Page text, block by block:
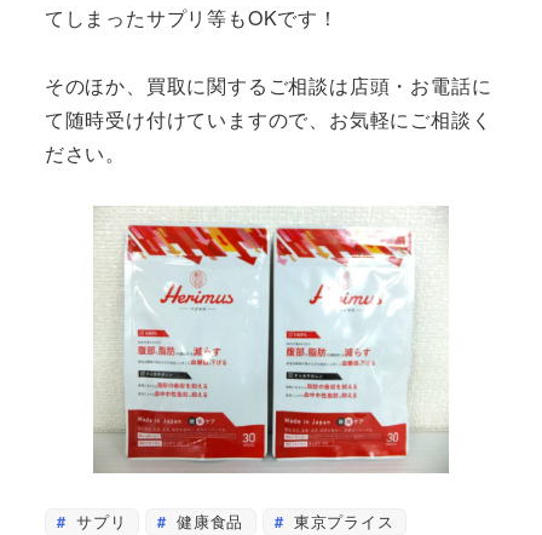
てしまったサプリ等もOKです！
そのほか、買取に関するご相談は店頭・お電話に
て随時受け付けていますので、お気軽にご相談く
ださい。
サプリ 健康食品
東京プライス